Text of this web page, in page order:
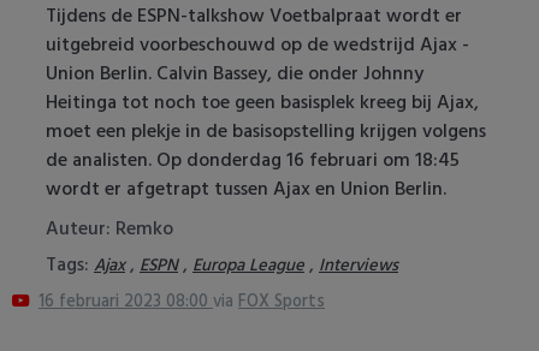
FC Utrecht
Feyenoord
Heracles Almelo
NAC Breda
PEC Zwolle
Champions League
Europa League
Conference League
Tijdens de ESPN-talkshow Voetbalpraat wordt er
uitgebreid voorbeschouwd op de wedstrijd Ajax -
Union Berlin. Calvin Bassey, die onder Johnny
Heitinga tot noch toe geen basisplek kreeg bij Ajax,
moet een plekje in de basisopstelling krijgen volgens
de analisten. Op donderdag 16 februari om 18:45
wordt er afgetrapt tussen Ajax en Union Berlin.
Auteur: Remko
Tags: Ajax, ESPN, Europa League, Interviews
16 februari 2023 08:00via FOX Sports